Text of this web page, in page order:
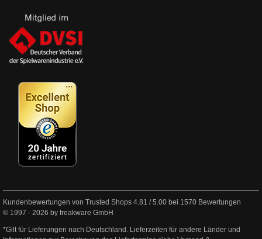
Kundenbewertungen von Trusted Shops 4.81 /5.00 bei 1570 Bewertungen
© 1997 - 2026 by freakware GmbH
*Gilt für Lieferungen nach Deutschland. Lieferzeiten für andere Länder und